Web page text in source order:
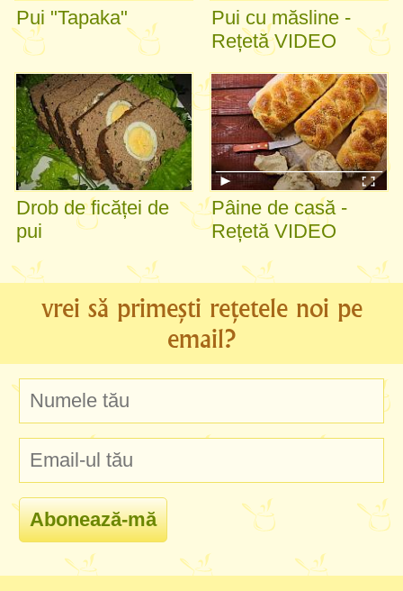
Pui "Tapaka"
Pui cu măsline -
Rețetă VIDEO
Drob de ficăței de
pui
Pâine de casă -
Rețetă VIDEO
vrei să primești rețetele noi pe
email?